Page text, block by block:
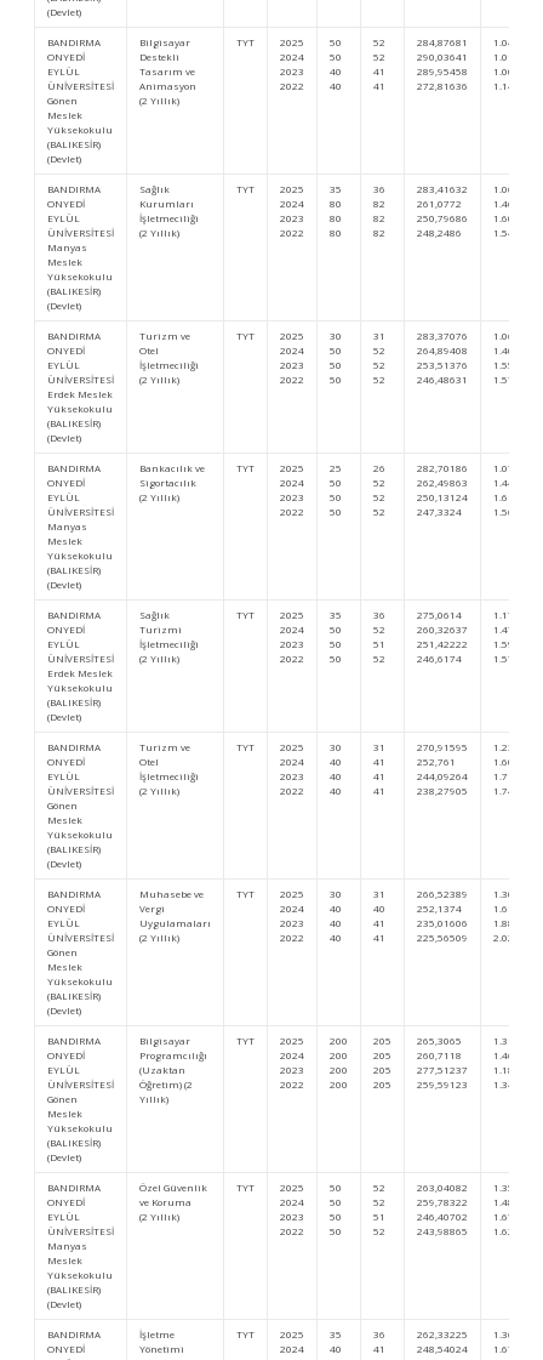
(Devlet)
BANDIRMA
ONYEDİ
EYLÜL
ÜNİVERSİTESİ
Gönen
Meslek
Yüksekokulu
(BALIKESİR)
(Devlet)
Bilgisayar
Destekli
Tasarım ve
Animasyon
(2 Yıllık)
TYT
2025
2024
2023
2022
50
50
40
40
52
52
41
41
284,87681
290,03641
289,95458
272,81636
1.043.839
1.016.637
1.008.779
1.142.084
BANDIRMA
ONYEDİ
EYLÜL
ÜNİVERSİTESİ
Manyas
Meslek
Yüksekokulu
(BALIKESİR)
(Devlet)
Sağlık
Kurumları
İşletmeciliği
(2 Yıllık)
TYT
2025
2024
2023
2022
35
80
80
80
36
82
82
82
283,41632
261,0772
250,79686
248,2486
1.063.405
1.463.900
1.600.884
1.545.029
BANDIRMA
ONYEDİ
EYLÜL
ÜNİVERSİTESİ
Erdek Meslek
Yüksekokulu
(BALIKESİR)
(Devlet)
Turizm ve
Otel
İşletmeciliği
(2 Yıllık)
TYT
2025
2024
2023
2022
30
50
50
50
31
52
52
52
283,37076
264,89408
253,51376
246,48631
1.064.013
1.401.134
1.554.754
1.578.422
BANDIRMA
ONYEDİ
EYLÜL
ÜNİVERSİTESİ
Manyas
Meslek
Yüksekokulu
(BALIKESİR)
(Devlet)
Bankacılık ve
Sigortacılık
(2 Yıllık)
TYT
2025
2024
2023
2022
25
50
50
50
26
52
52
52
282,70186
262,49863
250,13124
247,3324
1.072.977
1.440.310
1.612.293
1.562.083
BANDIRMA
ONYEDİ
EYLÜL
ÜNİVERSİTESİ
Erdek Meslek
Yüksekokulu
(BALIKESİR)
(Devlet)
Sağlık
Turizmi
İşletmeciliği
(2 Yıllık)
TYT
2025
2024
2023
2022
35
50
50
50
36
52
51
52
275,0614
260,32637
251,42222
246,6174
1.178.970
1.476.304
1.590.209
1.575.845
BANDIRMA
ONYEDİ
EYLÜL
ÜNİVERSİTESİ
Gönen
Meslek
Yüksekokulu
(BALIKESİR)
(Devlet)
Turizm ve
Otel
İşletmeciliği
(2 Yıllık)
TYT
2025
2024
2023
2022
30
40
40
40
31
41
41
41
270,91595
252,761
244,09264
238,27905
1.238.066
1.605.054
1.717.607
1.741.113
BANDIRMA
ONYEDİ
EYLÜL
ÜNİVERSİTESİ
Gönen
Meslek
Yüksekokulu
(BALIKESİR)
(Devlet)
Muhasebe ve
Vergi
Uygulamaları
(2 Yıllık)
TYT
2025
2024
2023
2022
30
40
40
40
31
40
41
41
266,52389
252,1374
235,01606
225,56509
1.301.333
1.615.719
1.883.453
2.024.770
BANDIRMA
ONYEDİ
EYLÜL
ÜNİVERSİTESİ
Gönen
Meslek
Yüksekokulu
(BALIKESİR)
(Devlet)
Bilgisayar
Programcılığı
(Uzaktan
Öğretim) (2
Yıllık)
TYT
2025
2024
2023
2022
200
200
200
200
205
205
205
205
265,3065
260,7118
277,51237
259,59123
1.318.773
1.469.951
1.180.073
1.346.183
BANDIRMA
ONYEDİ
EYLÜL
ÜNİVERSİTESİ
Manyas
Meslek
Yüksekokulu
(BALIKESİR)
(Devlet)
Özel Güvenlik
ve Koruma
(2 Yıllık)
TYT
2025
2024
2023
2022
50
50
50
50
52
52
51
52
263,04082
259,78322
246,40702
243,98865
1.351.693
1.485.577
1.676.680
1.626.572
BANDIRMA
ONYEDİ
İşletme
Yönetimi
TYT
2025
2024
35
40
36
41
262,33225
248,54024
1.362.000
1.678.077